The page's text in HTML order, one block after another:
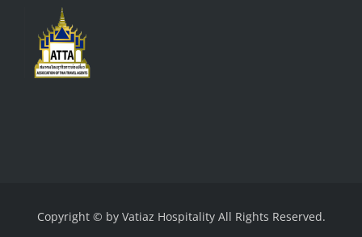
Copyright © by Vatiaz HospitalityAll Rights Reserved.